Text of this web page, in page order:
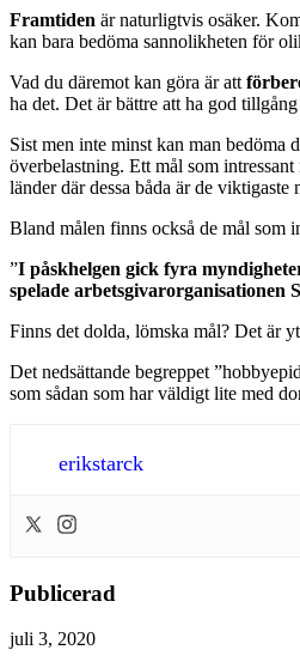
Framtiden är naturligtvis osäker.
kan bara bedöma sannolikheten för
Vad du däremot kan göra är att
ha det. Det är bättre att ha god
Sist men inte minst kan man bedöma
överbelastning. Ett mål som
länder där dessa båda är de viktigaste
Bland målen finns också de mål som
”I påskhelgen gick fyra
spelade arbetsgivarorganisationen
Finns det dolda, lömska mål? Det är
Det nedsättande begreppet
som sådan som har väldigt lite med
erikstarck
Publicerad
juli 3, 2020